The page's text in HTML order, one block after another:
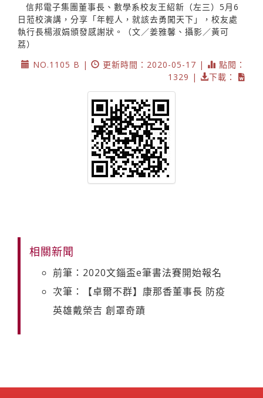
信邦電子集團董事長、數學系校友王紹新（左三）5月6
日蒞校演講，分享「年輕人，就該去勇闖天下」，校友處
執行長楊淑娟頒發感謝狀。（文／姜雅馨、攝影／黃可
荔）
NO.1105 B |
更新時間：2020-05-17 |
點閱：
1329 |
下載：
相關新聞
前筆：2020文錙盃e筆書法賽開始報名
次筆：【卓爾不群】康那香董事長 防疫
英雄戴榮吉 創罩奇蹟